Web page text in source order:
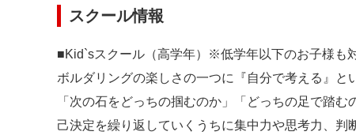
スクール情報
■Kid`sスクール（高学年）※低学年以下のお子様も
ボルダリングの楽しさの一つに『自分で考える』と
「次の石をどっちの掴むのか」「どっちの足で踏
己決定を繰り返していくうちに集中力や思考力、